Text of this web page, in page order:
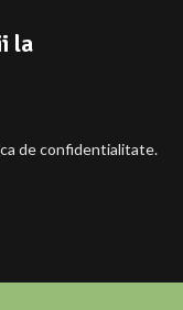
la
de confidentialitate.